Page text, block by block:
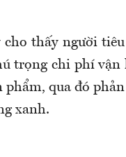
cho thấy người
trọng chi phí
phẩm, qua đó
xanh.